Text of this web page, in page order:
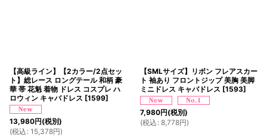
【高級ライン】【2カラー/2点セッ
ト】総レース ロングテール 和柄 豪
華 帯 花魁 着物 ドレス コスプレ ハ
ロウィン キャバドレス [1599]
13,980円(税別)
(税込 : 15,378円)
【SMLサイズ】リボン フレアスカー
ト 袖あり フロントジップ 美胸 美脚
ミニドレス キャバドレス [1593]
7,980円(税別)
(税込 : 8,778円)